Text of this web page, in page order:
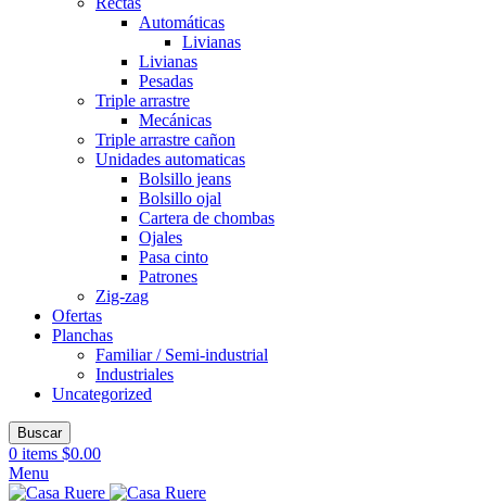
Automáticas
Livianas
Livianas
Pesadas
Triple arrastre
Mecánicas
Triple arrastre cañon
Unidades automaticas
Bolsillo jeans
Bolsillo ojal
Cartera de chombas
Ojales
Pasa cinto
Patrones
Zig-zag
Ofertas
Planchas
Familiar / Semi-industrial
Industriales
Uncategorized
Buscar
0 items $0.00
Menu